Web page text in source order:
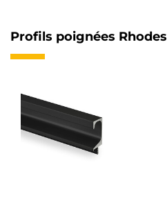
Profils poignées Rhodes